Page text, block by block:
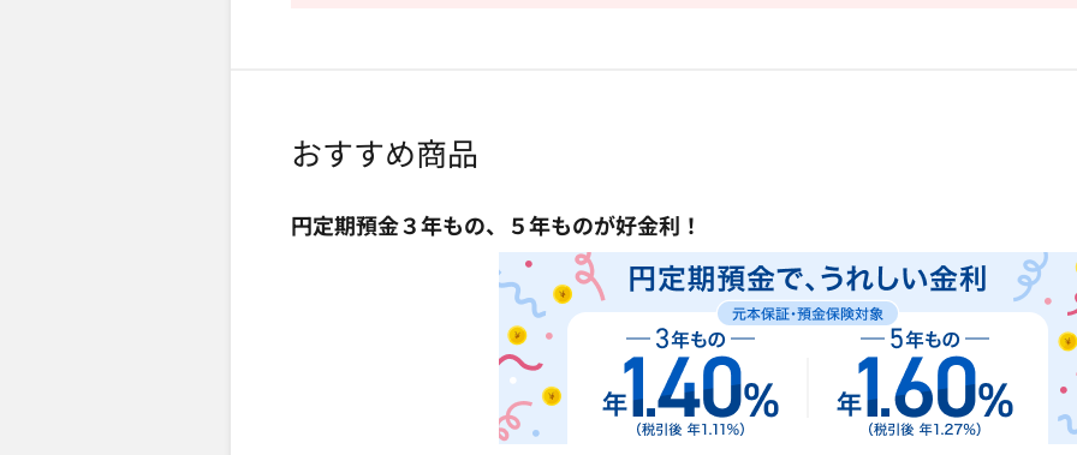
おすすめ商品
円定期預金３年もの、５年ものが好金利！